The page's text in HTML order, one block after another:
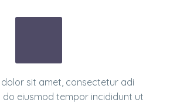
sit amet, consectetur adi
do eiusmod tempor incididunt ut